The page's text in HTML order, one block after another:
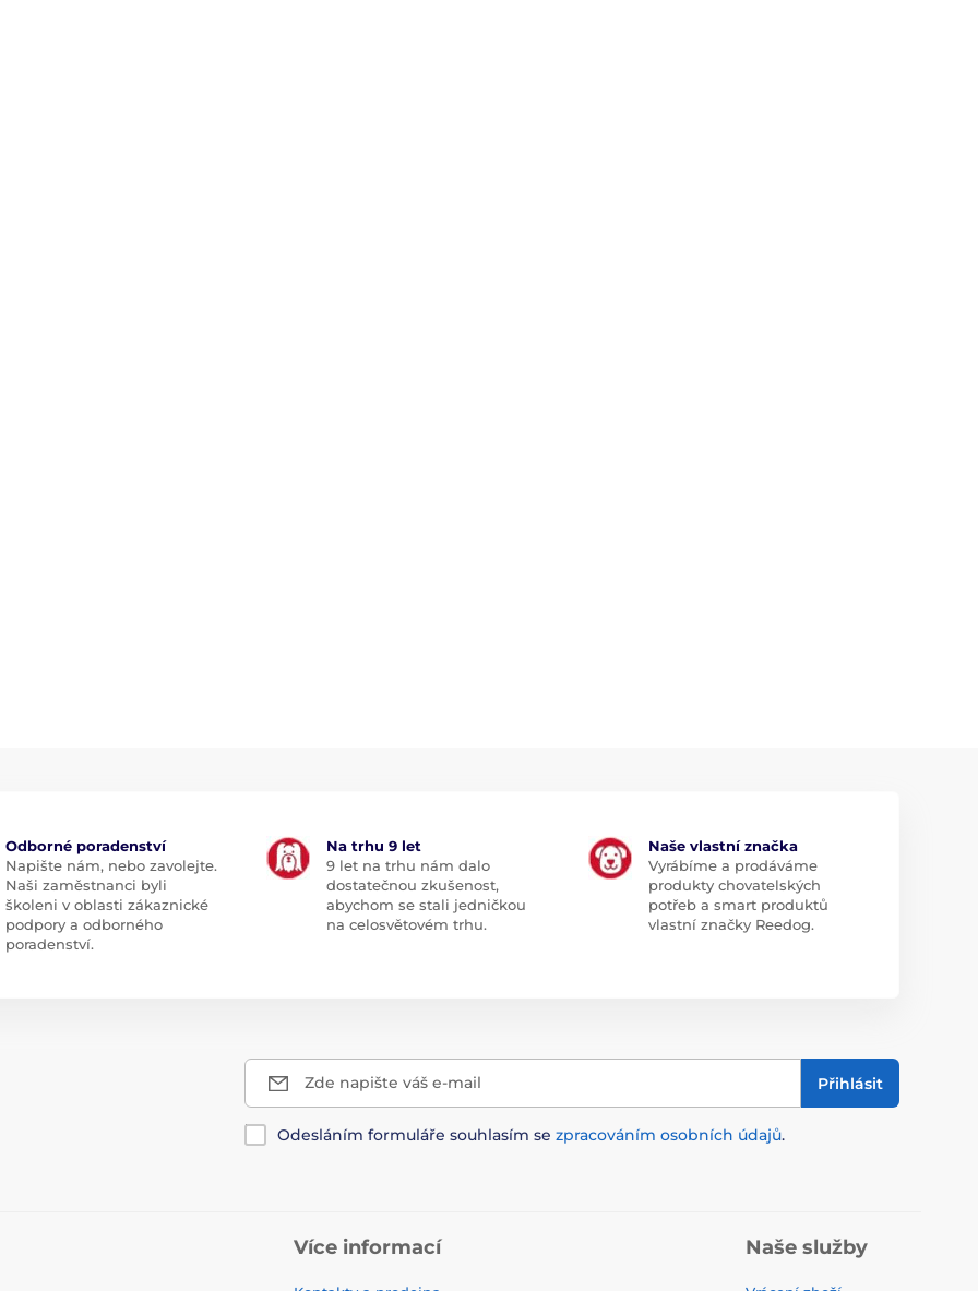
obojku, který umožní nastavení síly
úroveň přesně pro vašeho psa.
situací, když pejsek např.
omezena. Pes proto nereaguje na běžný
častěji je však toto tlačítko
Např. svítilna na ovladači, laserové
psa při výcviku ve tmě. Světelnou
rasu psa?
hraje
pudové chování psa), je ideální, pokud je
dosahem. Na běžné používání mimo
do 350m.
vodě. Na našich stránkách můžete vybírat
kaluží a může být krátkodobě ponořen
9V baterií. Ceny baterií se pohybuje řádově
Odborné poradenství
Napište nám, nebo zavolejte.
Naši zaměstnanci byli
školeni v oblasti zákaznické
podpory a odborného
poradenství.
Na trhu 9 let
9 let na trhu nám dalo
dostatečnou zkušenost,
abychom se stali jedničkou
na celosvětovém trhu.
Naše vlastní značka
Vyrábíme a prodáváme
produkty chovatelských
potřeb a smart produktů
vlastní značky Reedog.
Zde napište váš e-mail Přihlásit
Odesláním formuláře souhlasím se zpracováním osobních údajů.
Více informací Naše služby